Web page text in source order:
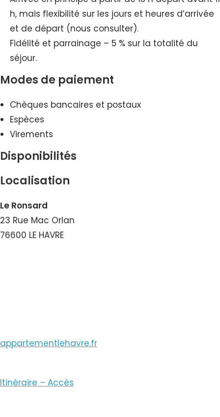
h, mais flexibilité sur les jours et heures d’arrivée
et de départ (nous consulter).
Fidélité et parrainage – 5 % sur la totalité du
séjour.
Modes de paiement
Chèques bancaires et postaux
Espèces
Virements
Disponibilités
Localisation
Le Ronsard
23 Rue Mac Orlan
76600 LE HAVRE
appartementlehavre.fr
Itinéraire – Accès